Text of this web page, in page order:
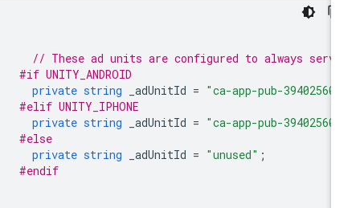
// These ad units are configured to always
#if UNITY_ANDROID
private string _adUnitId = "ca-app-pub-
#elif UNITY_IPHONE
private string _adUnitId = "ca-app-pub-
#else
private string _adUnitId = "unused"
#endif